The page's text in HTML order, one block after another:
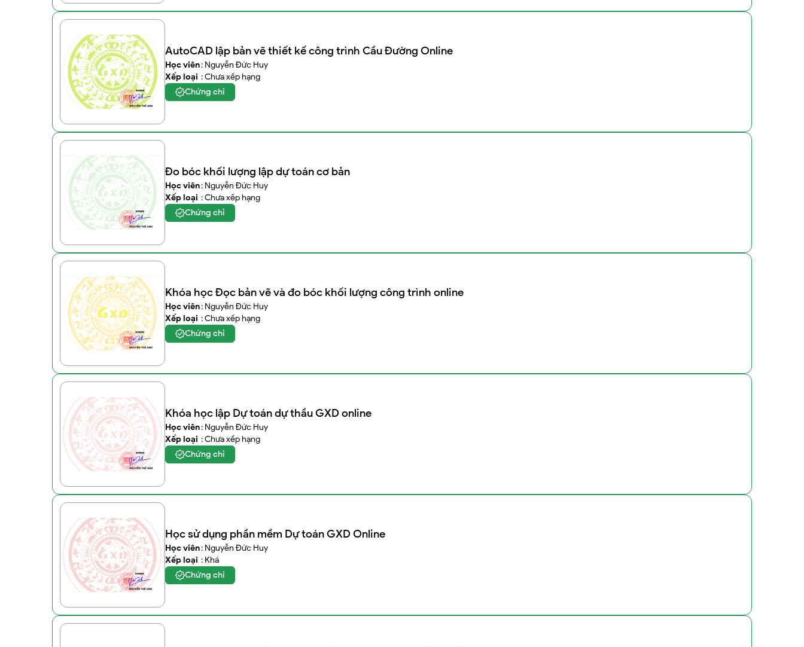
AutoCAD lập bản vẽ thiết kế công trình Cầu Đường Online
Học viên: Nguyễn Đức Huy
Xếp loại : Chưa xếp hạng
Chứng chỉ
Đo bóc khối lượng lập dự toán cơ bản
Học viên: Nguyễn Đức Huy
Xếp loại : Chưa xếp hạng
Chứng chỉ
Khóa học Đọc bản vẽ và đo bóc khối lượng công trình online
Học viên: Nguyễn Đức Huy
Xếp loại : Chưa xếp hạng
Chứng chỉ
Khóa học lập Dự toán dự thầu GXD online
Học viên: Nguyễn Đức Huy
Xếp loại : Chưa xếp hạng
Chứng chỉ
Học sử dụng phần mềm Dự toán GXD Online
Học viên: Nguyễn Đức Huy
Xếp loại : Khá
Chứng chỉ